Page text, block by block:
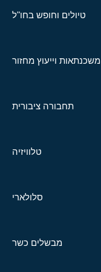
טיולים וחופש בחו"ל
משכנתאות וייעוץ מחזור
תחבורה ציבורית
טלוויזיה
סלולארי
מבשלים כשר